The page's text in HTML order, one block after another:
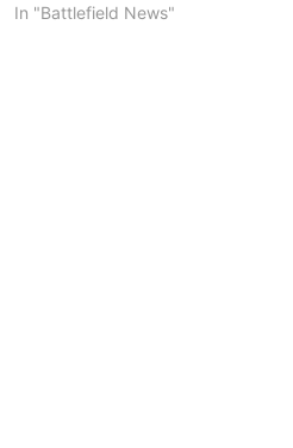
In "Battlefield News"